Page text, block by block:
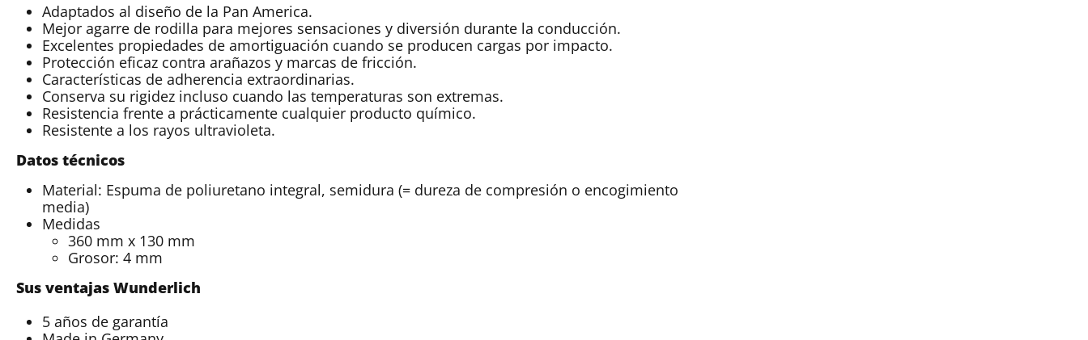
Adaptados al diseño de la Pan America.
Mejor agarre de rodilla para mejores sensaciones y diversión durante la conducción.
Excelentes propiedades de amortiguación cuando se producen cargas por impacto.
Protección eficaz contra arañazos y marcas de fricción.
Características de adherencia extraordinarias.
Conserva su rigidez incluso cuando las temperaturas son extremas.
Resistencia frente a prácticamente cualquier producto químico.
Resistente a los rayos ultravioleta.
Datos técnicos
Material: Espuma de poliuretano integral, semidura (= dureza de compresión o encogimiento
media)
Medidas
360 mm x 130 mm
Grosor: 4 mm
Sus ventajas Wunderlich
5 años de garantía